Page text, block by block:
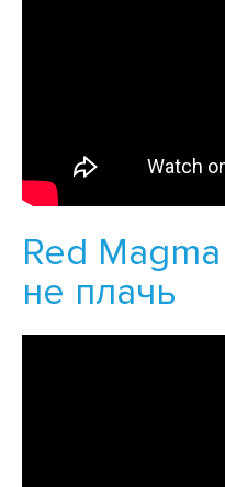
Red
не плачь